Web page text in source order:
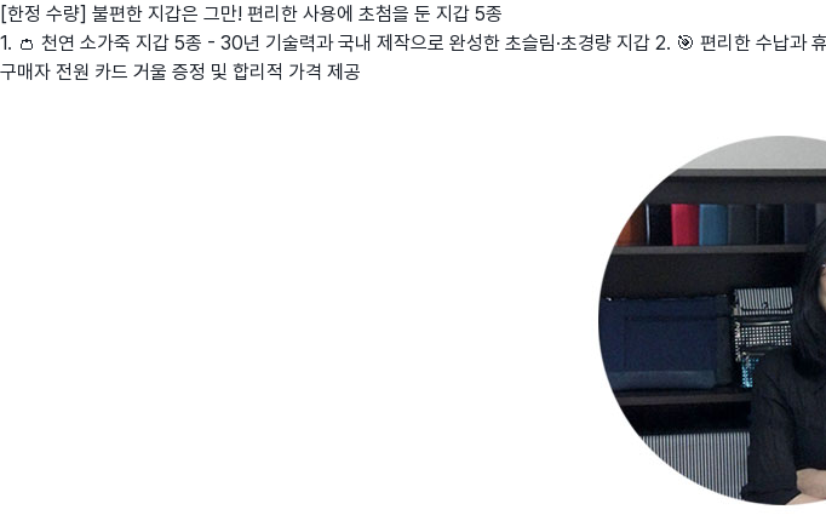
[한정 수량] 불편한 지갑은 그만! 편리한 사용에 초첨을 둔 지갑 5종
1. 👛 천연 소가죽 지갑 5종 - 30년 기술력과 국내 제작으로 완성한 초슬림·초경량 지갑 2. 🎯 편리한 수납
구매자 전원 카드 거울 증정 및 합리적 가격 제공